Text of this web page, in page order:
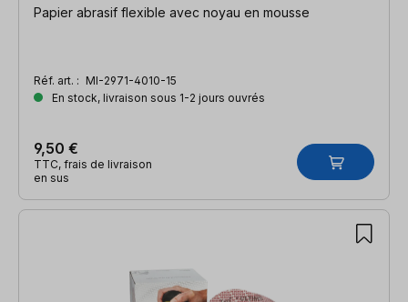
Papier abrasif flexible avec noyau en mousse
Réf. art. : MI-2971-4010-15
En stock, livraison sous 1-2 jours ouvrés
9,50 €
TTC, frais de livraison
en sus